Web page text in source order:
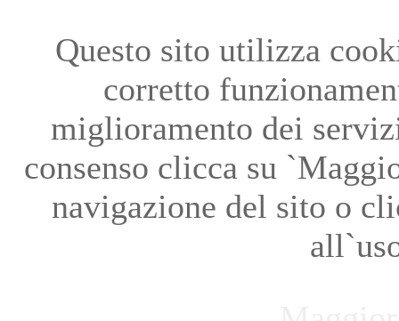
Questo sito utilizza
corretto
miglioramento dei
consenso clicca su
navigazione del sito o